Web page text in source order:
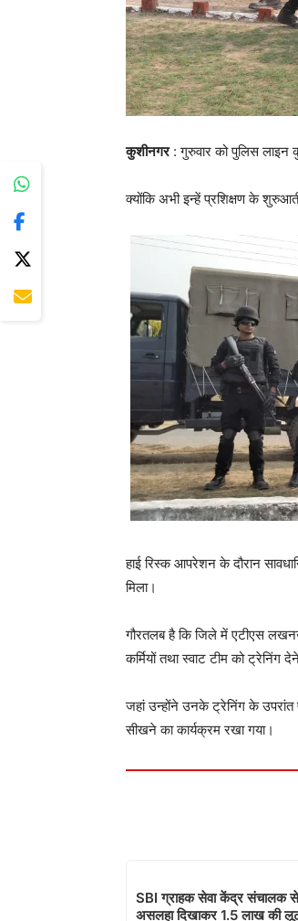
कुशीनगर: गुरुवार को पुलिस लाइन
क्योंकि अभी इन्हें प्रशिक्षण के
हाई रिस्क आपरेशन के दौरान
मिला।
गौरतलब है कि जिले में एटीएस
कर्मियों तथा स्वाट टीम को ट्रेनिंग
जहां उन्होंने उनके ट्रेनिंग के उपरांत
सीखने का कार्यक्रम रखा गया।
SBI ग्राहक सेवा केंद्र संचालक से
असलहा दिखाकर 1.5 लाख की